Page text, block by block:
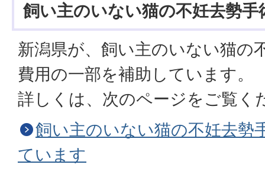
飼い主のいない猫の不妊去勢手
新潟県が、飼い主のいない猫の
費用の一部を補助しています。
詳しくは、次のページをご覧く
飼い主のいない猫の不妊去勢
ています